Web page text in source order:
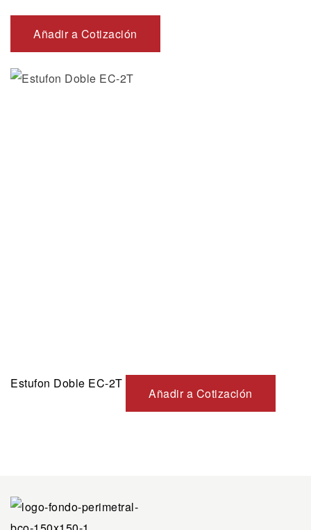
Añadir a Cotización
Estufon Doble EC-2T
Añadir a Cotización